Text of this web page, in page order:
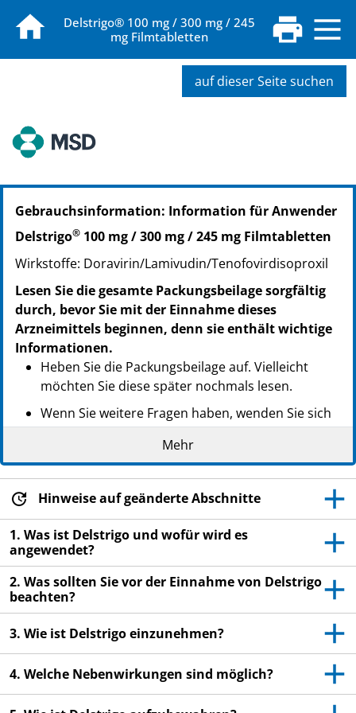
Delstrigo® 100 mg / 300 mg / 245
mg Filmtabletten
auf dieser Seite suchen
PZN: 14260621
PPN: 111426062187
PZN: 14260638
Gebrauchsinformation: Information für Anwender
Delstrigo® 100 mg / 300 mg / 245 mg Filmtabletten
Wirkstoffe: Doravirin/Lamivudin/Tenofovirdisoproxil
Lesen Sie die gesamte Packungsbeilage sorgfältig
durch, bevor Sie mit der Einnahme dieses
Arzneimittels beginnen, denn sie enthält wichtige
Informationen.
Heben Sie die Packungsbeilage auf. Vielleicht
möchten Sie diese später nochmals lesen.
Wenn Sie weitere Fragen haben, wenden Sie sich
an Ihren Arzt, Apotheker oder das medizinische
Dieses Arzneimittel wurde Ihnen persönlich
verschrieben. Geben Sie es nicht an Dritte weiter.
Es kann anderen Menschen schaden, auch wenn
diese die gleichen Beschwerden haben wie Sie.
Wenn Sie Nebenwirkungen bemerken, wenden Sie
sich an Ihren Arzt, Apotheker oder das
medizinische Fachpersonal. Dies gilt auch für
Packungsbeilage angegeben sind. Siehe Abschnitt
4.
Mehr
Hinweise auf geänderte Abschnitte
1. Was ist Delstrigo und wofür wird es
angewendet?
2. Was sollten Sie vor der Einnahme von Delstrigo
beachten?
3. Wie ist Delstrigo einzunehmen?
4. Welche Nebenwirkungen sind möglich?